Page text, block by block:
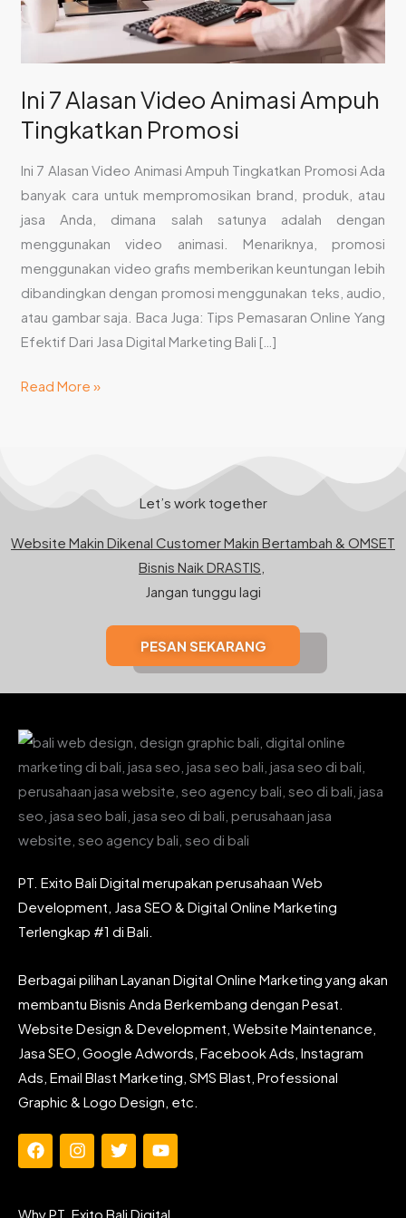
Ini 7 Alasan Video Animasi Ampuh
Tingkatkan Promosi
Ini 7 Alasan Video Animasi Ampuh Tingkatkan Promosi Ada
banyak cara untuk mempromosikan brand, produk, atau
jasa Anda, dimana salah satunya adalah dengan
menggunakan video animasi. Menariknya, promosi
menggunakan video grafis memberikan keuntungan lebih
dibandingkan dengan promosi menggunakan teks, audio,
atau gambar saja. Baca Juga: Tips Pemasaran Online Yang
Efektif Dari Jasa Digital Marketing Bali […]
Promosi
Read More »
Let’s work together
Website Makin Dikenal Customer Makin Bertambah & OMSET
Bisnis Naik DRASTIS,
Jangan tunggu lagi
PESAN SEKARANG
PT. Exito Bali Digital merupakan perusahaan Web
Development, Jasa SEO & Digital Online Marketing
Terlengkap #1 di Bali.
Berbagai pilihan Layanan Digital Online Marketing yang akan
membantu Bisnis Anda Berkembang dengan Pesat.
Website Design & Development, Website Maintenance,
Jasa SEO, Google Adwords, Facebook Ads, Instagram
Ads, Email Blast Marketing, SMS Blast, Professional
Graphic & Logo Design, etc.
F I T Y
Why PT. Exito Bali Digital